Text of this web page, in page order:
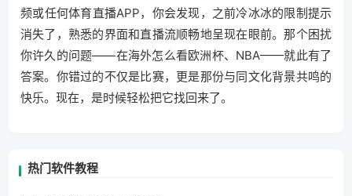
频或任何体育直播APP，你会发现，之前冷冰冰的限制提示
消失了，熟悉的界面和直播流顺畅地呈现在眼前。那个困扰
你许久的问题——在海外怎么看欧洲杯、NBA——就此有了
答案。你错过的不仅是比赛，更是那份与同文化背景共鸣的
快乐。现在，是时候轻松把它找回来了。
热门软件教程